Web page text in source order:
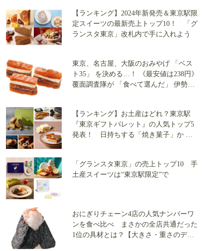
【ランキング】2024年新発売＆東京駅限
定スイーツの最新売上トップ10！ 「グ
ランスタ東京」改札内で手に入れよう
東京、名古屋、大阪のおみやげ 「ベス
ト35」 を決める…！ 《最安値は238円》
覆面調査隊が 「食べて選んだ」 伊勢
【ランキング】お土産はどれ？東京駅
『東京ギフトパレット』の人気トップ5
発表！ 日持ちする「焼き菓子」か 要
「グランスタ東京」の売上トップ10 手
土産スイーツは“東京駅限定”で
おにぎりチェーン4店の人気ナンバーワ
ンを食べ比べ まさかの全店共通だった
1位の具材とは？【大きさ・重さのデー